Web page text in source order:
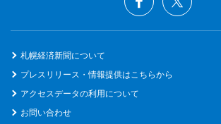
札幌経済新聞について
プレスリリース・情報提供はこちらから
アクセスデータの利用について
お問い合わせ